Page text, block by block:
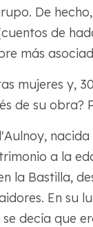
De
de
más
mujeres y,
de su obra?
a la
la Bastilla,
En su
decía que